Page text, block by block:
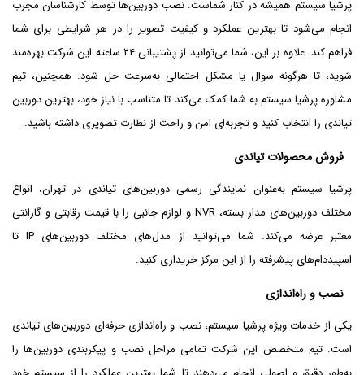
پرشیا سیستم همیشه در کنار شماست. نصب دوربین‌ها توسط کارشناسان مجرب
انجام می‌شود تا بهترین عملکرد و کیفیت تصویر را در هر شرایطی برای شما
فراهم کند. علاوه بر این، شما می‌توانید از پشتیبانی ۲۴ ساعته این شرکت بهره‌مند
شوید، تا هرگونه سوال یا مشکل احتمالی به‌سرعت حل شود. همچنین، تیم
مشاوره پرشیا سیستم به شما کمک می‌کند تا متناسب با نیاز خود، بهترین دوربین
تیاندی را انتخاب کنید و تجربه‌ای امن و راحت از نظارت تصویری داشته باشید.
فروش محصولات تیاندی
پرشیا سیستم به‌عنوان نمایندگی رسمی دوربین‌های تیاندی در تهران، انواع
مختلف دوربین‌های مدار بسته، NVR و لوازم جانبی را با قیمت رقابتی و گارانتی
معتبر عرضه می‌کند. شما می‌توانید از مدل‌های مختلف دوربین‌های IP تا
اسپیددام‌های پیشرفته را از این مرکز خریداری کنید.
نصب و راه‌اندازی
یکی از خدمات ویژه پرشیا سیستم، نصب و راه‌اندازی حرفه‌ای دوربین‌های تیاندی
است. تیم متخصص این شرکت تمامی مراحل نصب و پیکربندی دوربین‌ها را